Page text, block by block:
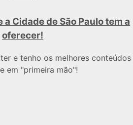
a Cidade de São Paulo tem a
oferecer!
e tenho os melhores conteúdos
em "primeira mão"!